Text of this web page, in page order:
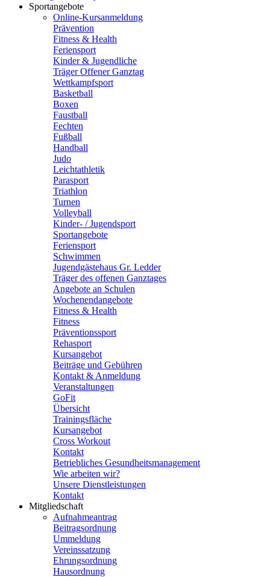
Sportangebote
Online-Kursanmeldung
Prävention
Fitness & Health
Feriensport
Kinder & Jugendliche
Träger Offener Ganztag
Wettkampfsport
Basketball
Boxen
Faustball
Fechten
Fußball
Handball
Judo
Leichtathletik
Parasport
Triathlon
Turnen
Volleyball
Kinder- / Jugendsport
Sportangebote
Feriensport
Schwimmen
Jugendgästehaus Gr. Ledder
Träger des offenen Ganztages
Angebote an Schulen
Wochenendangebote
Fitness & Health
Fitness
Präventionssport
Rehasport
Kursangebot
Beiträge und Gebühren
Kontakt & Anmeldung
Veranstaltungen
GoFit
Übersicht
Trainingsfläche
Kursangebot
Cross Workout
Kontakt
Betriebliches Gesundheitsmanagement
Wie arbeiten wir?
Unsere Dienstleistungen
Kontakt
Mitgliedschaft
Aufnahmeantrag
Beitragsordnung
Ummeldung
Vereinssatzung
Ehrungsordnung
Hausordnung